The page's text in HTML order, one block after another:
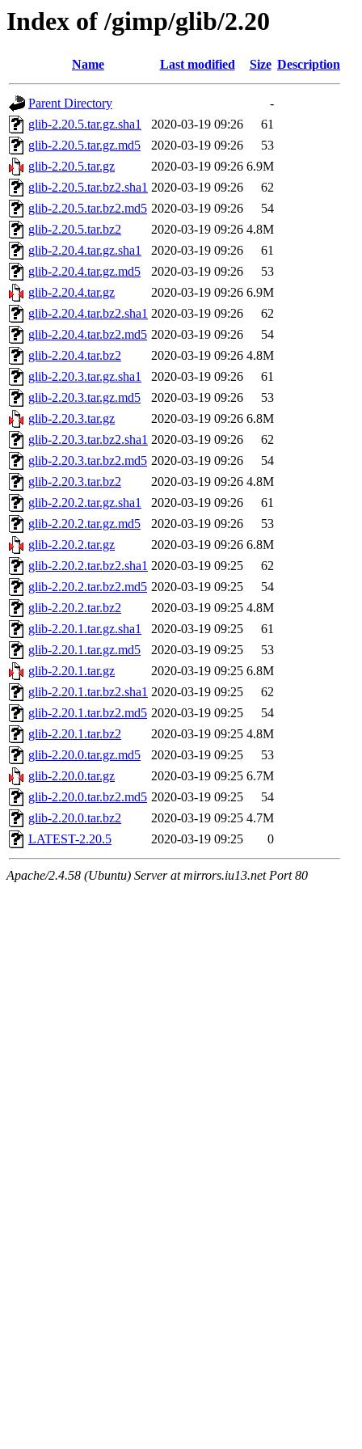
Index of /gimp/glib/2.20
Name Last modified Size Description
Parent Directory
-
glib-2.20.5.tar.gz.sha1
2020-03-19 09:26
61
glib-2.20.5.tar.gz.md5
2020-03-19 09:26
53
glib-2.20.5.tar.gz
2020-03-19 09:26 6.9M
glib-2.20.5.tar.bz2.sha1 2020-03-19 09:26
62
glib-2.20.5.tar.bz2.md5 2020-03-19 09:26
54
glib-2.20.5.tar.bz2
2020-03-19 09:26 4.8M
glib-2.20.4.tar.gz.sha1
2020-03-19 09:26
61
glib-2.20.4.tar.gz.md5
2020-03-19 09:26
53
glib-2.20.4.tar.gz
2020-03-19 09:26 6.9M
glib-2.20.4.tar.bz2.sha1 2020-03-19 09:26
62
glib-2.20.4.tar.bz2.md5 2020-03-19 09:26
54
glib-2.20.4.tar.bz2
2020-03-19 09:26 4.8M
glib-2.20.3.tar.gz.sha1
2020-03-19 09:26
61
glib-2.20.3.tar.gz.md5
2020-03-19 09:26
53
glib-2.20.3.tar.gz
2020-03-19 09:26 6.8M
glib-2.20.3.tar.bz2.sha1 2020-03-19 09:26
62
glib-2.20.3.tar.bz2.md5 2020-03-19 09:26
54
glib-2.20.3.tar.bz2
2020-03-19 09:26 4.8M
glib-2.20.2.tar.gz.sha1
2020-03-19 09:26
61
glib-2.20.2.tar.gz.md5
2020-03-19 09:26
53
glib-2.20.2.tar.gz
2020-03-19 09:26 6.8M
glib-2.20.2.tar.bz2.sha1 2020-03-19 09:25
62
glib-2.20.2.tar.bz2.md5 2020-03-19 09:25
54
glib-2.20.2.tar.bz2
2020-03-19 09:25 4.8M
glib-2.20.1.tar.gz.sha1
2020-03-19 09:25
61
glib-2.20.1.tar.gz.md5
2020-03-19 09:25
53
glib-2.20.1.tar.gz
2020-03-19 09:25 6.8M
glib-2.20.1.tar.bz2.sha1 2020-03-19 09:25
62
glib-2.20.1.tar.bz2.md5 2020-03-19 09:25
54
glib-2.20.1.tar.bz2
2020-03-19 09:25 4.8M
glib-2.20.0.tar.gz.md5
2020-03-19 09:25
53
glib-2.20.0.tar.gz
2020-03-19 09:25 6.7M
glib-2.20.0.tar.bz2.md5 2020-03-19 09:25
54
glib-2.20.0.tar.bz2
2020-03-19 09:25 4.7M
LATEST-2.20.5
2020-03-19 09:25 0
Apache/2.4.58 (Ubuntu) Server at mirrors.iu13.net Port 80